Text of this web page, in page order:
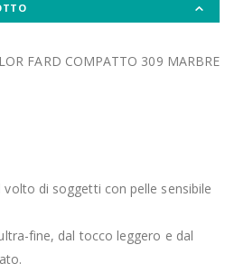
FARD COMPATTO 309 MARBRE
volto di soggetti con pelle sensibile
fine, dal tocco leggero e dal